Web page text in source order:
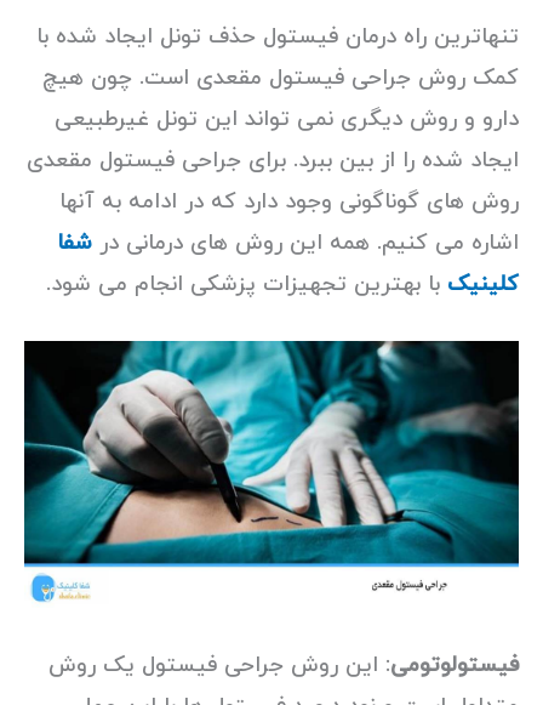
تنهاترین راه درمان فیستول حذف تونل ایجاد شده با
کمک روش جراحی فیستول مقعدی است. چون هیچ
دارو و روش دیگری نمی تواند این تونل غیرطبیعی
ایجاد شده را از بین ببرد. برای جراحی فیستول مقعدی
روش های گوناگونی وجود دارد که در ادامه به آنها
اشاره می کنیم. همه این روش های درمانی در شفا
کلینیک با بهترین تجهیزات پزشکی انجام می شود.
فیستولوتومی: این روش جراحی فیستول یک روش